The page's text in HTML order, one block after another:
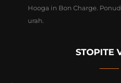
Hooga in Bon Charge.
urah.
STOPITE